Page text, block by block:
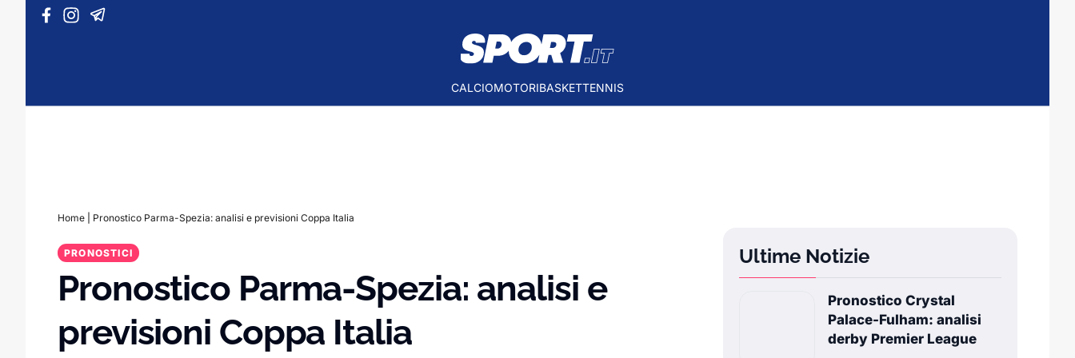
Vai al contenuto
CALCIOMOTORIBASKETTENNIS
Home Pronostico Parma-Spezia: analisi e previsioni Coppa Italia
PRONOSTICI
Pronostico Parma-Spezia: analisi e
previsioni Coppa Italia
Ultime Notizie
Pronostico Crystal
Palace-Fulham: analisi
derby Premier League